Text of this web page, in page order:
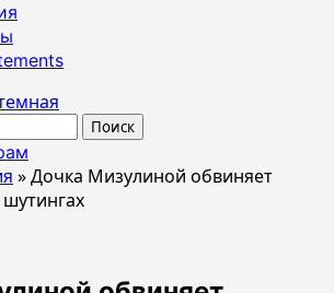
»Дочка Мизулиной обвиняет